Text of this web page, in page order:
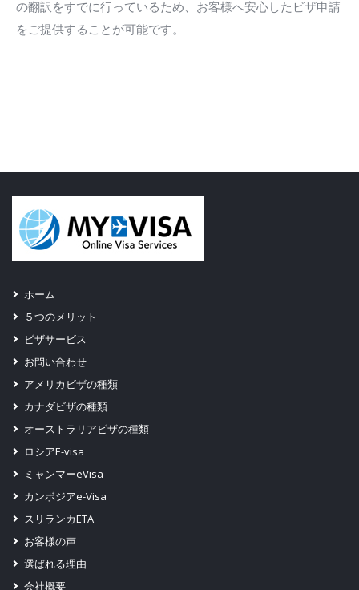
の翻訳をすでに行っているため、お客様へ安心したビザ申請
をご提供することが可能です。
ホーム
５つのメリット
ビザサービス
お問い合わせ
アメリカビザの種類
カナダビザの種類
オーストラリアビザの種類
ロシアE-visa
ミャンマーeVisa
カンボジアe-Visa
スリランカETA
お客様の声
選ばれる理由
会社概要